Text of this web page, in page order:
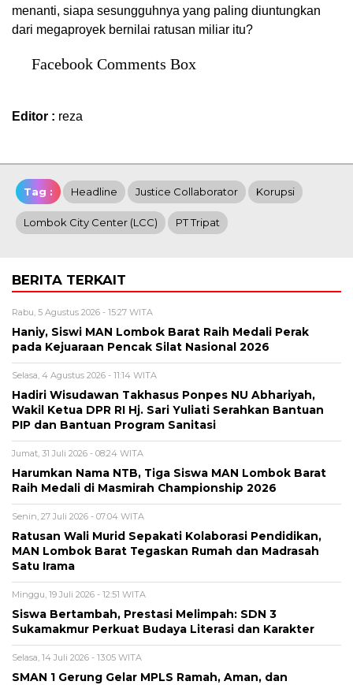
menanti, siapa sesungguhnya yang paling diuntungkan
dari megaproyek bernilai ratusan miliar itu?
Facebook Comments Box
Editor : reza
Tag : Headline Justice Collaborator Korupsi
Lombok City Center (LCC) PT Tripat
BERITA TERKAIT
Rabu, 5 Agustus 2026 - 15:27 WITA
Haniy, Siswi MAN Lombok Barat Raih Medali Perak
pada Kejuaraan Pencak Silat Nasional 2026
Selasa, 4 Agustus 2026 - 11:14 WITA
Hadiri Wisudawan Takhasus Ponpes NU Abhariyah,
Wakil Ketua DPR RI Hj. Sari Yuliati Serahkan Bantuan
PIP dan Bantuan Program Sanitasi
Jumat, 31 Juli 2026 - 08:24 WITA
Harumkan Nama NTB, Tiga Siswa MAN Lombok Barat
Raih Medali di Masmirah Championship 2026
Senin, 27 Juli 2026 - 07:04 WITA
Ratusan Wali Murid Sepakati Kolaborasi Pendidikan,
MAN Lombok Barat Tegaskan Rumah dan Madrasah
Satu Irama
Minggu, 19 Juli 2026 - 12:51 WITA
Siswa Bertambah, Prestasi Melimpah: SDN 3
Sukamakmur Perkuat Budaya Literasi dan Karakter
Selasa, 14 Juli 2026 - 13:05 WITA
SMAN 1 Gerung Gelar MPLS Ramah, Aman, dan